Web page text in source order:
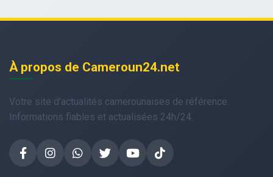
À propos de Cameroun24.net
Votre site d'actualités camerounaises de référence.
Informations fiables et actualisées 24h/24.